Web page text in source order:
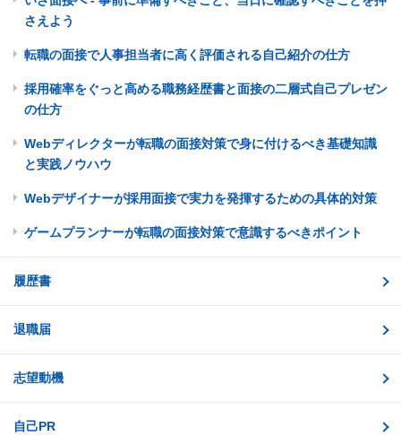
さえよう
転職の面接で人事担当者に高く評価される自己紹介の仕方
採用確率をぐっと高める職務経歴書と面接の二層式自己プレゼン
の仕方
Webディレクターが転職の面接対策で身に付けるべき基礎知識
と実践ノウハウ
Webデザイナーが採用面接で実力を発揮するための具体的対策
ゲームプランナーが転職の面接対策で意識するべきポイント
履歴書
退職届
志望動機
自己PR